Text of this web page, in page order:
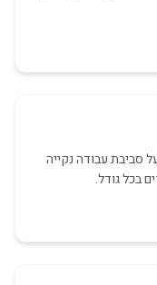
סביבת עבודה נקייה
בכל גודל.